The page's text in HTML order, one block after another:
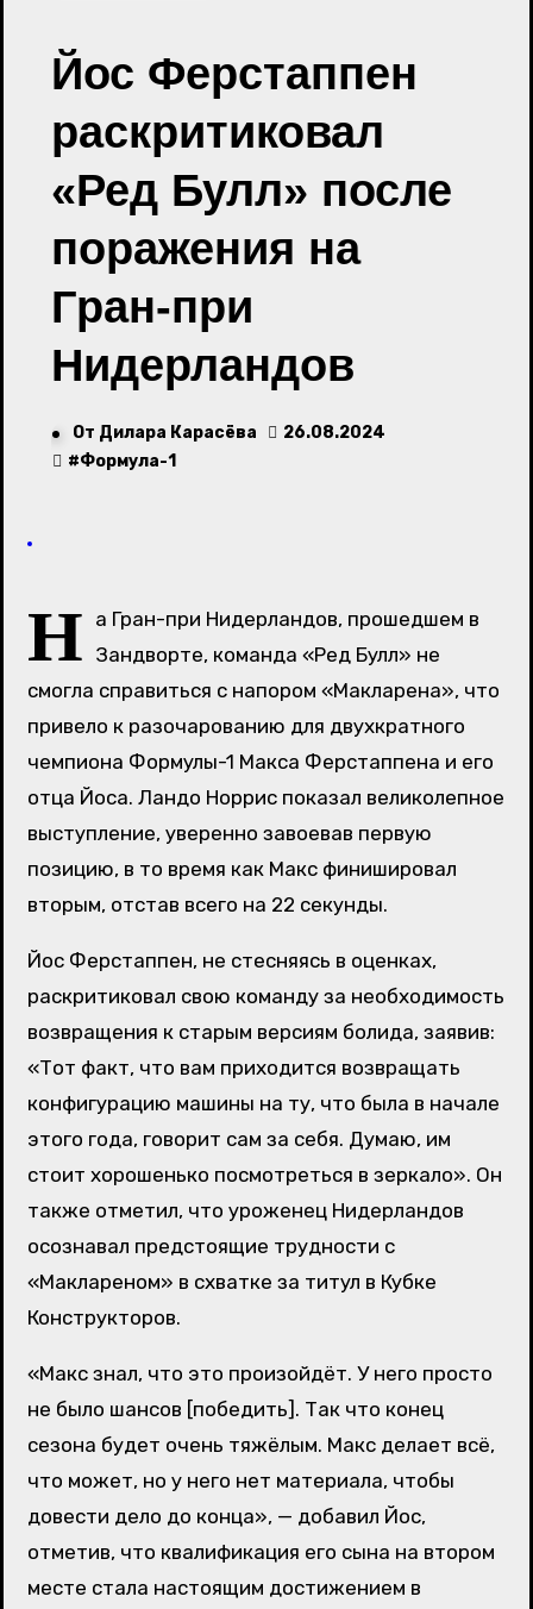
Йос Ферстаппен
раскритиковал
«Ред Булл» после
поражения на
Гран-при
Нидерландов
От Дилара Карасёва
26.08.2024
#Формула-1
Н а Гран-при Нидерландов, прошедшем в
Зандворте, команда «Ред Булл» не
смогла справиться с напором «Макларена», что
привело к разочарованию для двухкратного
чемпиона Формулы-1 Макса Ферстаппена и его
отца Йоса. Ландо Норрис показал великолепное
выступление, уверенно завоевав первую
позицию, в то время как Макс финишировал
вторым, отстав всего на 22 секунды.
Йос Ферстаппен, не стесняясь в оценках,
раскритиковал свою команду за необходимость
возвращения к старым версиям болида, заявив:
«Тот факт, что вам приходится возвращать
конфигурацию машины на ту, что была в начале
этого года, говорит сам за себя. Думаю, им
стоит хорошенько посмотреться в зеркало». Он
также отметил, что уроженец Нидерландов
осознавал предстоящие трудности с
«Маклареном» в схватке за титул в Кубке
Конструкторов.
«Макс знал, что это произойдёт. У него просто
не было шансов [победить]. Так что конец
сезона будет очень тяжёлым. Макс делает всё,
что может, но у него нет материала, чтобы
довести дело до конца», — добавил Йос,
отметив, что квалификация его сына на втором
месте стала настоящим достижением в